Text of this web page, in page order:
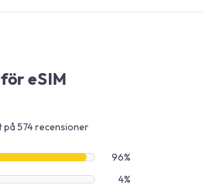
eSIM
på 574 recensioner
96%
4%